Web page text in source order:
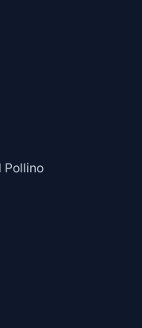
Pollino